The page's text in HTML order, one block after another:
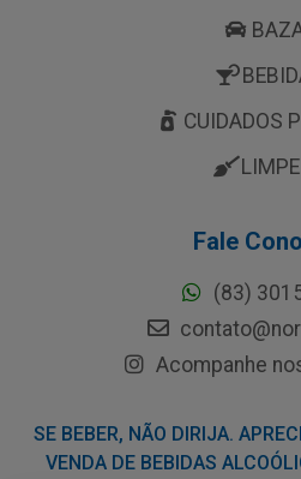
CUIDADOS
Fale
(83)
Acompanhe
SE BEBER, NÃO DIRIJA.
VENDA DE BEBIDAS